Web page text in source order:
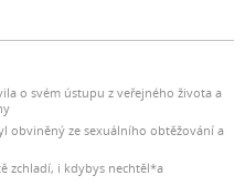
o svém ústupu z veřejného života a
obviněný ze sexuálního obtěžování a
zchladí, i kdybys nechtěl*a